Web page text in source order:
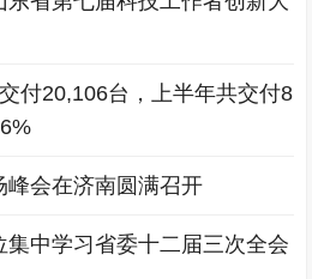
付20,106台，上半年共交付8
峰会在济南圆满召开
中学习省委十二届三次全会